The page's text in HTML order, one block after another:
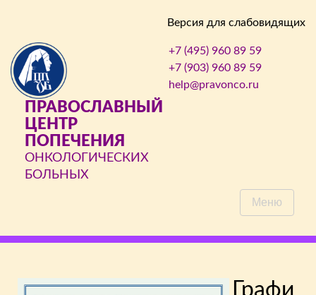
Версия для слабовидящих
ПРАВОСЛАВНЫЙ
ЦЕНТР
ПОПЕЧЕНИЯ
ОНКОЛОГИЧЕСКИХ
БОЛЬНЫХ
+7 (495) 960 89 59
+7 (903) 960 89 59
help@pravonco.ru
Меню
Графи